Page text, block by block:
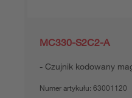
MC330-S2C2-A
Czujnik kodowany
Numer artykułu: 63001120